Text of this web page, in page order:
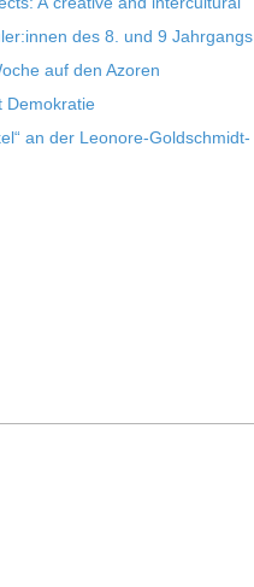
des 8. und 9 Jahr­gangs
auf den Azoren
Demokratie
an der Leonore-Goldschmidt-